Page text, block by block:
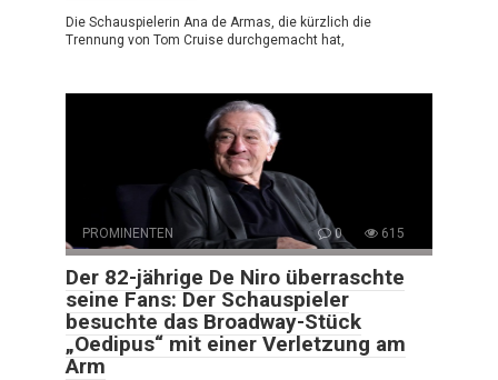
Die Schauspielerin Ana de Armas, die kürzlich die
Trennung von Tom Cruise durchgemacht hat,
PROMINENTEN 0 615
Der 82-jährige De Niro überraschte
seine Fans: Der Schauspieler
besuchte das Broadway-Stück
„Oedipus“ mit einer Verletzung am
Arm